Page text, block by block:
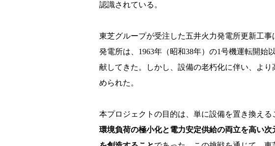
認識されている。
東芝グループが受注した五井火力発電所更新工
発電所は、1963年（昭和38年）の1号機運転開
献してきた。しかし、設備の老朽化に伴い、よ
められた。
本プロジェクトの目的は、単に設備を置き換える
環境負荷の極小化と電力安定供給の両立を高い